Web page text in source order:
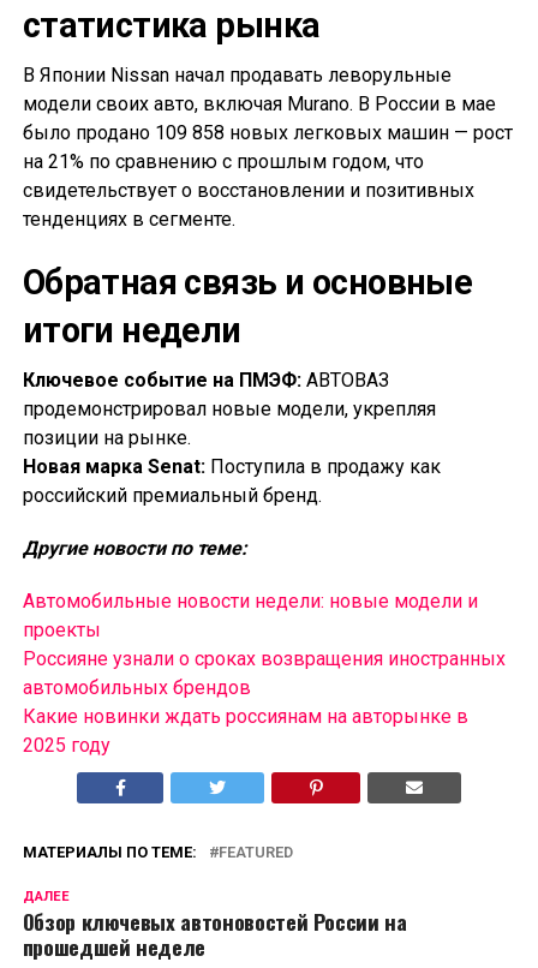
статистика рынка
В Японии Nissan начал продавать леворульные
модели своих авто, включая Murano. В России в мае
было продано 109 858 новых легковых машин — рост
на 21% по сравнению с прошлым годом, что
свидетельствует о восстановлении и позитивных
тенденциях в сегменте.
Обратная связь и основные
итоги недели
Ключевое событие на ПМЭФ:АВТОВАЗ
продемонстрировал новые модели, укрепляя
позиции на рынке.
Новая марка Senat:Поступила в продажу как
российский премиальный бренд.
Другие новости по теме:
Автомобильные новости недели: новые модели и
проекты
Россияне узнали о сроках возвращения иностранных
автомобильных брендов
Какие новинки ждать россиянам на авторынке в
2025 году
МАТЕРИАЛЫ ПО ТЕМЕ: FEATURED
ДАЛЕЕ
Обзор ключевых автоновостей России на
прошедшей неделе